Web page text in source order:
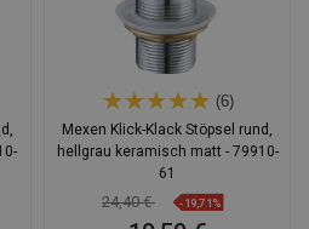
(6)
Mexen Klick-Klack Stöpsel rund,
hellgrau keramisch matt - 79910-
61
24,40 € -19,71%